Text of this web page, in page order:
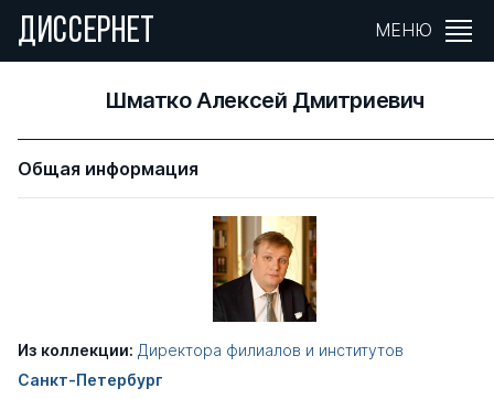
ДИССЕРНЕТ МЕНЮ
Шматко Алексей Дмитриевич
Общая информация
Из коллекции: Директора филиалов и институтов
Санкт-Петербург